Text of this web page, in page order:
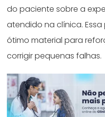
do paciente sobre a
atendido na clínica.
ótimo material para
corrigir pequenas falhas.